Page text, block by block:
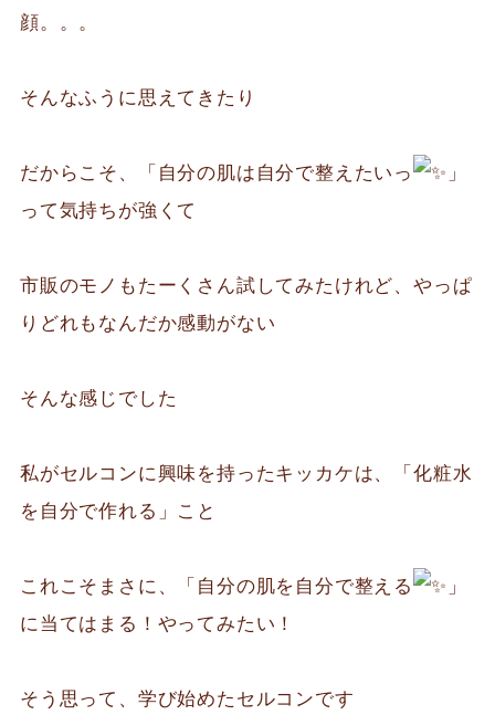
顔。。。
そんなふうに思えてきたり
だからこそ、「自分の肌は自分で整えたいっ
」
って気持ちが強くて
市販のモノもたーくさん試してみたけれど、やっぱ
りどれもなんだか感動がない
そんな感じでした
私がセルコンに興味を持ったキッカケは、「化粧水
を自分で作れる」こと
これこそまさに、「自分の肌を自分で整える
」
に当てはまる！やってみたい！
そう思って、学び始めたセルコンです